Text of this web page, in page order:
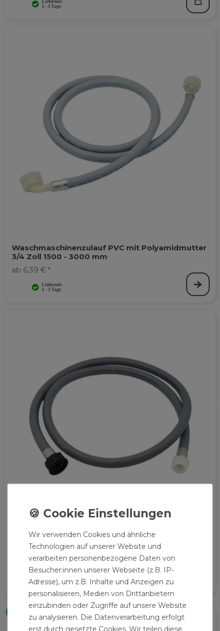
Waschmaschinenzulauf PVC mit Polyamidmutter
3/4 Zoll 1500 - 3000 mm
ab 6,39 € *
Waschmaschinenschlauch 3/8 Zoll 1,5 m mit
Gummi Anschlüssen
| 7,53 € / Meter
Wir verwenden Cookies und ähnliche
Technologien auf unserer Website und
verarbeiten personenbezogene Daten von
Besucher:innen unserer Webseite (z.B. IP-
Adresse), um z.B. Inhalte und Anzeigen zu
personalisieren, Medien von Drittanbietern
einzubinden oder Zugriffe auf unsere Website
zu analysieren. Die Datenverarbeitung erfolgt
erst durch gesetzte Cookies. Wir teilen diese